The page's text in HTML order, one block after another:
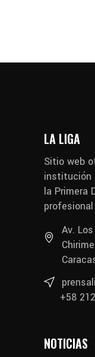
LA LIGA
Sitio web
institución
la Primera
Av.
+58
NOTICIAS